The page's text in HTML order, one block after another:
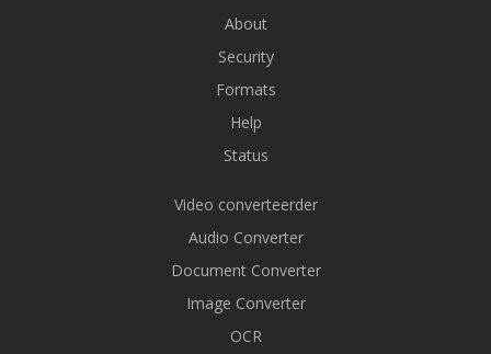
About
Security
Formats
Help
Status
Video converteerder
Audio Converter
Document Converter
Image Converter
OCR